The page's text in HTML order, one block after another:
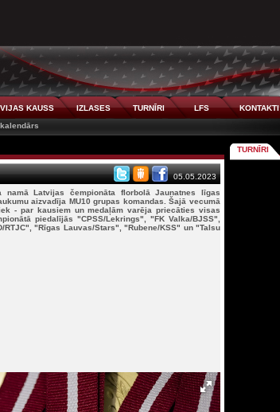
KAUSS IZLASES TURNĪRI LFS KONTAKTI
05.05.2023
namā Latvijas čempionāta florbolā Jaunatnes līgas
aizvadīja MU10 grupas komandas. Šajā vecumā
- par kausiem un medaļām varēja priecāties visas
piedalījās "CPSS/Lekrings", "FK Valka/BJSS",
RTJC", "Rīgas Lauvas/Stars", "Rubene/KSS" un "Talsu
TURNĪRI